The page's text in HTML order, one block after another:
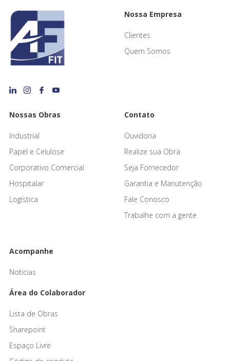
Nossa Empresa
Clientes
Quem Somos
Nossas Obras
Industrial
Papel e Celulose
Corporativo Comercial
Hospitalar
Logística
Contato
Ouvidoria
Realize sua Obra
Seja Fornecedor
Garantia e Manutenção
Fale Conosco
Trabalhe com a gente
Acompanhe
Notícias
Área do Colaborador
Lista de Obras
Sharepoint
Espaço Livre